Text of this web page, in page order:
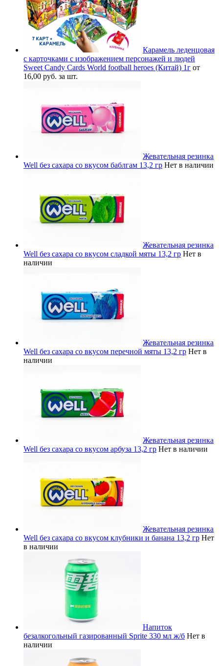
Карамель леденцовая
с карточками с изображением персонажей и людей
Sweet Candy Cards World football heroes (Китай) 1г от
16,00 руб. за шт.
Жевательная резинка
Well без сахара со вкусом баблгам 13,2 гр Нет в наличии
Жевательная резинка
Well без сахара со вкусом сладкой мяты 13,2 гр Нет в
наличии
Жевательная резинка
Well без сахара со вкусом перечной мяты 13,2 гр Нет в
наличии
Жевательная резинка
Well без сахара со вкусом арбуза 13,2 гр Нет в наличии
Жевательная резинка
Well без сахара со вкусом клубники и банана 13,2 гр Нет
в наличии
Напиток
безалкогольный газированный Sprite 330 мл ж/б Нет в
наличии